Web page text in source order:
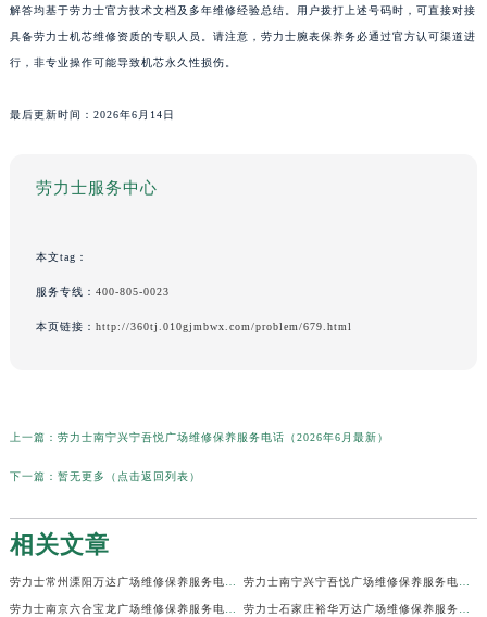
解答均基于劳力士官方技术文档及多年维修经验总结。用户拨打上述号码时，可直接对接
具备劳力士机芯维修资质的专职人员。请注意，劳力士腕表保养务必通过官方认可渠道进
行，非专业操作可能导致机芯永久性损伤。
最后更新时间：2026年6月14日
劳力士服务中心
本文tag：
服务专线： 400-805-0023
本页链接： http://360tj.010gjmbwx.com/problem/679.html
上一篇： 劳力士南宁兴宁吾悦广场维修保养服务电话（2026年6月最新）
下一篇： 暂无更多（点击返回列表）
相关文章